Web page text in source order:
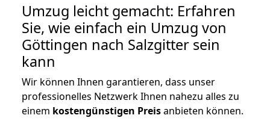
Umzug leicht gemacht: Erfahren
Sie, wie einfach ein Umzug von
Göttingen nach Salzgitter sein
kann
Wir können Ihnen garantieren, dass unser
professionelles Netzwerk Ihnen nahezu alles zu
einem kostengünstigen Preisanbieten können.